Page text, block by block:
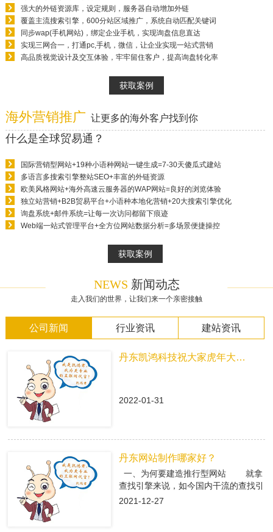
强大的外链资源库，设定规则，服务器自动增加外链
覆盖主流搜索引擎，600分站区域推广，系统自动匹配关键词
同步wap(手机网站)，绑定企业手机，实现询盘信息直达
实现三网合一，打通pc,手机，微信，让企业实现一站式营销
高品质视觉设计及交互体验，牢牢留住客户，提高询盘转化率
获取案例
海外营销推广 让更多的海外客户找到你
什么是全球贸易通？
国际营销型网站+19种小语种网站一键生成=7-30天傻瓜式建站
多语言多搜索引擎整站SEO+丰富的外链资源
欧美风格网站+海外高速云服务器的WAP网站=良好的浏览体验
独立站营销+B2B贸易平台+小语种本地化营销+20大搜索引擎优化
询盘系统+邮件系统=让每一次访问都留下痕迹
Web端一站式管理平台+全方位网站数据分析=多场景便捷操控
获取案例
NEWS 新闻动态
走入我们的世界，让我们来一个亲密接触
公司新闻 行业资讯 建站资讯
丹东凯鸿科技祝大家虎年大吉！
2022-01-31
丹东网站制作哪家好？
一、为何要建造推行型网站 就拿
查找引擎来说，如今国内干流的查找引
擎baidu、360、搜狗有着大量的用户
2021-12-27